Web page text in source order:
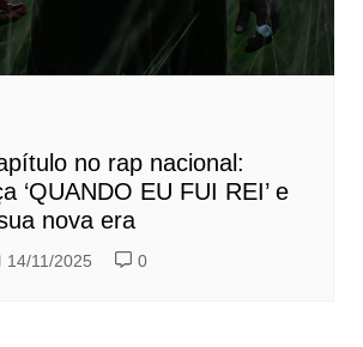
no rap nacional:
‘QUANDO EU FUI REI’ e
nova era
14/11/2025 0